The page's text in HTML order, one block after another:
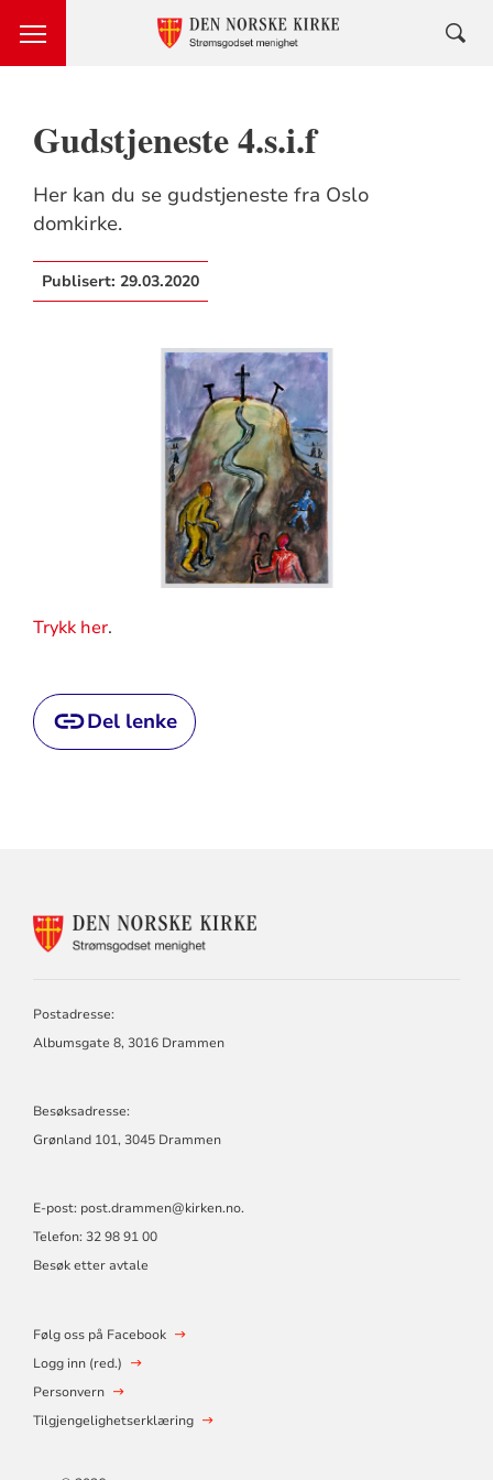
Gudstjeneste 4.s.i.f
Her kan du se gudstjeneste fra Oslo
domkirke.
Publisert: 29.03.2020
Trykk her.
Del lenke
Postadresse:
Albumsgate 8, 3016 Drammen
Besøksadresse:
Grønland 101, 3045 Drammen
E-post: post.drammen@kirken.no.
Telefon: 32 98 91 00
Besøk etter avtale
Følg oss på Facebook
Logg inn (red.)
Personvern
Tilgjengelighetserklæring